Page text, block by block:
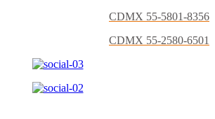
CDMX 55-5801-8356
CDMX 55-2580-6501